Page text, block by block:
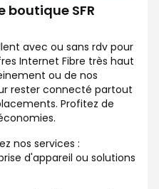
boutique SFR
avec ou sans rdv pour
Internet Fibre très haut
ou de nos
rester connecté partout
Profitez de
nos services :
d'appareil ou solutions